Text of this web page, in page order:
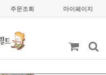
주문조회 마이페이지